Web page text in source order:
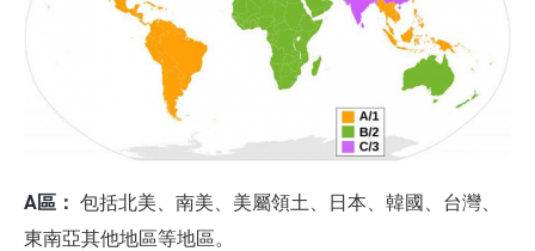
A區： 包括北美、南美、美屬領土、日本、韓國、台灣、
東南亞其他地區等地區。